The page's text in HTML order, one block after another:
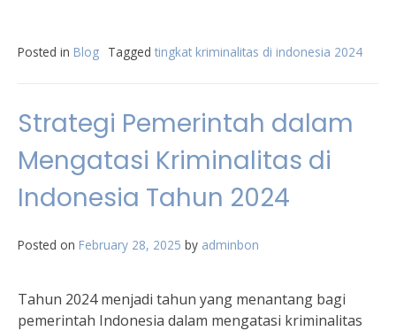
Posted in Blog Tagged tingkat kriminalitas di indonesia 2024
Strategi Pemerintah dalam
Mengatasi Kriminalitas di
Indonesia Tahun 2024
Posted on February 28, 2025 by adminbon
Tahun 2024 menjadi tahun yang menantang bagi
pemerintah Indonesia dalam mengatasi kriminalitas